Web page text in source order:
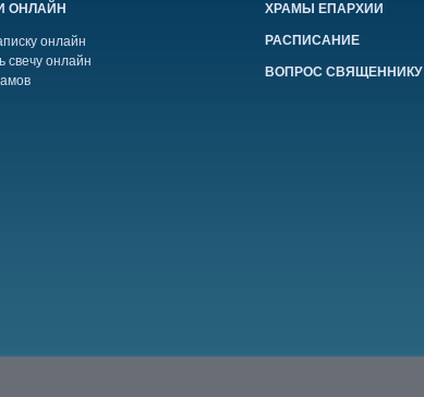
ОНЛАЙН
онлайн
свечу онлайн
ХРАМЫ ЕПАРХИИ
РАСПИСАНИЕ
ВОПРОС СВЯЩЕННИКУ